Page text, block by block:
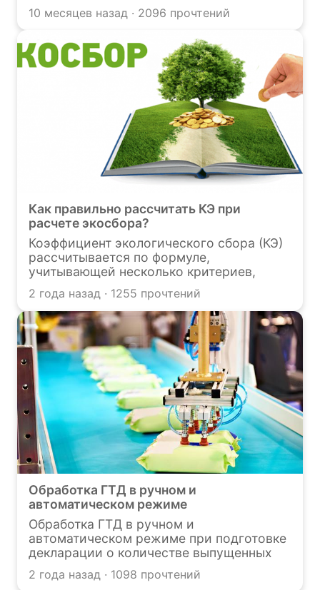
от 24.06.1998 № 89-ФЗ). Данный
механизм был введен в 2015 году с
отходов и направлен на формирование
устойчивой системы их утилизации.
Узнайте о нём и заполнению отчётности в
10 месяцев назад · 2096 прочтений
Как правильно рассчитать КЭ при
расчете экосбора?
Коэффициент экологического сбора (КЭ)
рассчитывается по формуле,
учитывающей несколько критериев,
связанных со сложностью извлечения
отходов от использования товаров для
дальнейшей утилизации, наличием
технологической возможности их
утилизации, а также востребованностью
вторичного сырья из таких отходов. В
статье расскажем, как правильно это
сделать.
2 года назад · 1255 прочтений
Обработка ГТД в ручном и
автоматическом режиме
Обработка ГТД в ручном и
автоматическом режиме при подготовке
декларации о количестве выпущенных
товаров
2 года назад · 1098 прочтений